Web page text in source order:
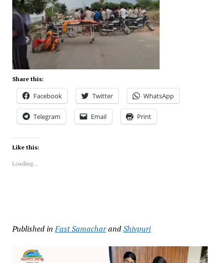
Share this:
Facebook Twitter WhatsApp
Telegram Email Print
Like this:
Loading...
Published in Fast SamacharandShivpuri